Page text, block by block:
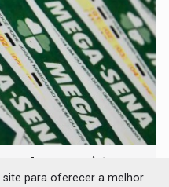
para R$ 165
para oferecer a melhor